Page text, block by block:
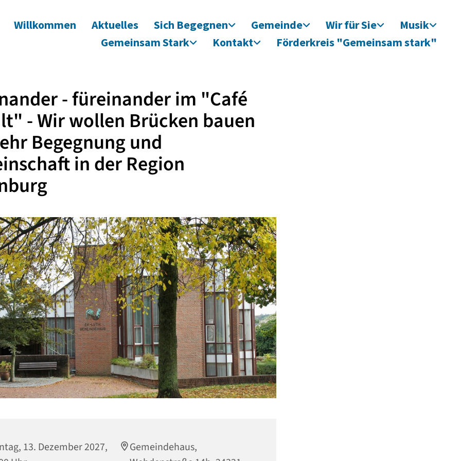
Willkommen Aktuelles Sich Begegnen Gemeinde Wir für Sie
Musik
Gemeinsam Stark
Kontakt Förderkreis "Gemeinsam stark"
- füreinander im "Café
- Wir wollen Brücken bauen
Begegnung und
in der Region
13. Dezember 2027,
Gemeindehaus,